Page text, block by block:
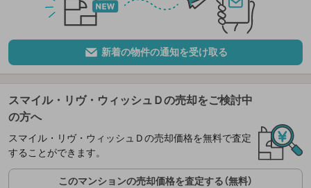
新着の物件の通知を受け取る
スマイル・リヴ・ウィッシュＤの売却をご検討中
の方へ
スマイル・リヴ・ウィッシュＤの売却価格を無料で査定
することができます。
このマンションの売却価格を査定する（無料）